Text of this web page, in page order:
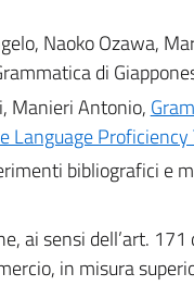
Naoko Ozawa,
di
Manieri Antonio,
Language Proficiency
bibliografici e
ai sensi dell’art.
in misura